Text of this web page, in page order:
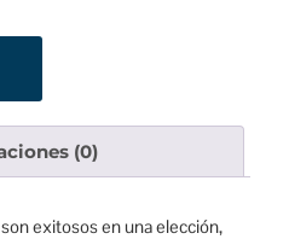
(0)
exitosos en una elección,